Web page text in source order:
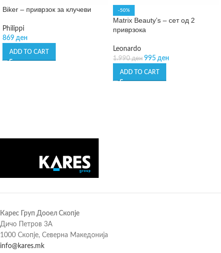
Biker – приврзок за клучеви
Philippi
869 ден
ADD TO CART
-50%
Matrix Beauty’s – сет од 2
приврзока
Leonardo
1.990ден 995 ден
ADD TO CART
Карес Груп Дооел Скопје
Дичо Петров 3А
1000 Скопје, Северна Македонија
info@kares.mk